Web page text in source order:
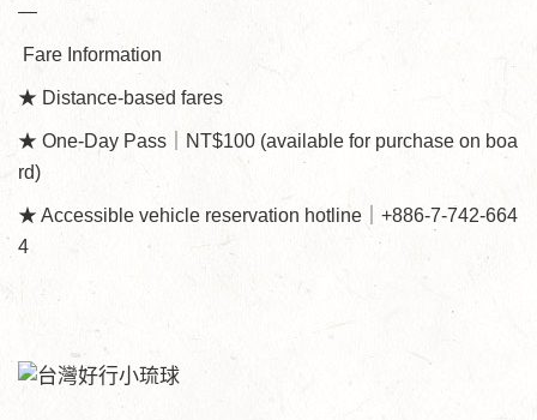
—
Fare Information
★ Distance-based fares
★ One-Day Pass｜NT$100 (available for purchase on boa
rd)
★ Accessible vehicle reservation hotline｜+886-7-742-664
4